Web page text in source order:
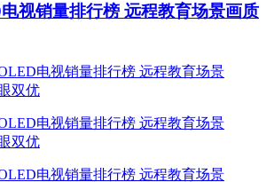
视销量排行榜 远程教育场景画质